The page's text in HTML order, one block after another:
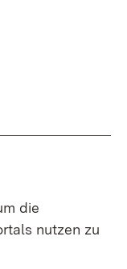
die
nutzen zu